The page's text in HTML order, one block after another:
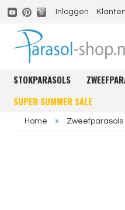
Inloggen
STOKPARASOLS
SUPER SUMMER SALE
Home » Zweefparasols